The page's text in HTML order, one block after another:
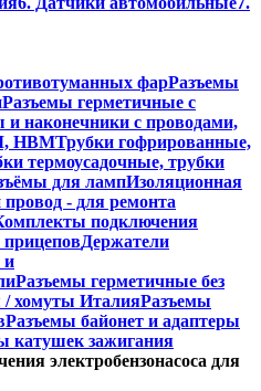
фарРазъемы
Разъемы герметичные с
наконечники с проводами,
НВМТрубки гофрированные,
термоусадочные, трубки
для лампИзоляционная
- для ремонта
подключения
Держатели
и
Разъемы герметичные без
/ хомуты ИталияРазъемы
Разъемы байонет и адаптеры
катушек зажигания
электробензонасоса для